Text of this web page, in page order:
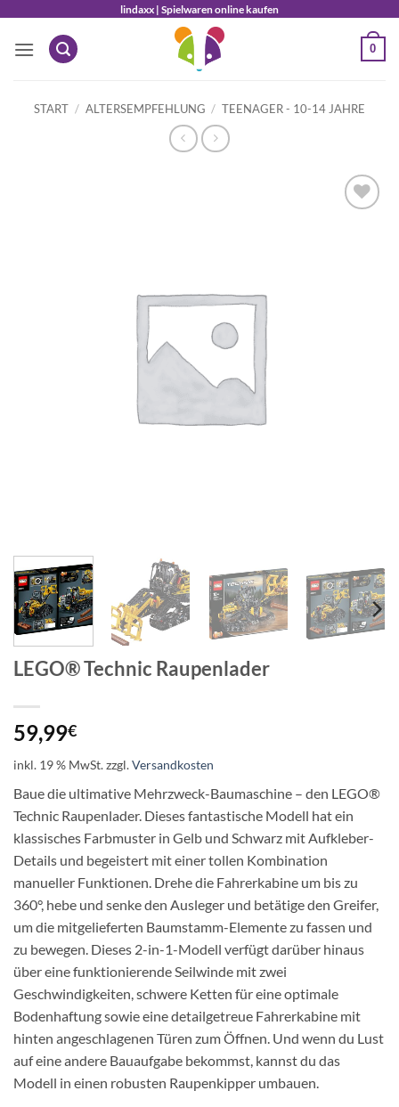
springen
lindaxx | Spielwaren online kaufen
0
START / ALTERSEMPFEHLUNG / TEENAGER - 10-14 JAHRE
LEGO® Technic Raupenlader
59,99€
inkl. 19 % MwSt.zzgl.Versandkosten
Baue die ultimative Mehrzweck-Baumaschine – den LEGO®
Technic Raupenlader. Dieses fantastische Modell hat ein
klassisches Farbmuster in Gelb und Schwarz mit Aufkleber-
Details und begeistert mit einer tollen Kombination
manueller Funktionen. Drehe die Fahrerkabine um bis zu
360°, hebe und senke den Ausleger und betätige den Greifer,
um die mitgelieferten Baumstamm-Elemente zu fassen und
zu bewegen. Dieses 2-in-1-Modell verfügt darüber hinaus
über eine funktionierende Seilwinde mit zwei
Geschwindigkeiten, schwere Ketten für eine optimale
Bodenhaftung sowie eine detailgetreue Fahrerkabine mit
hinten angeschlagenen Türen zum Öffnen. Und wenn du Lust
auf eine andere Bauaufgabe bekommst, kannst du das
Modell in einen robusten Raupenkipper umbauen.